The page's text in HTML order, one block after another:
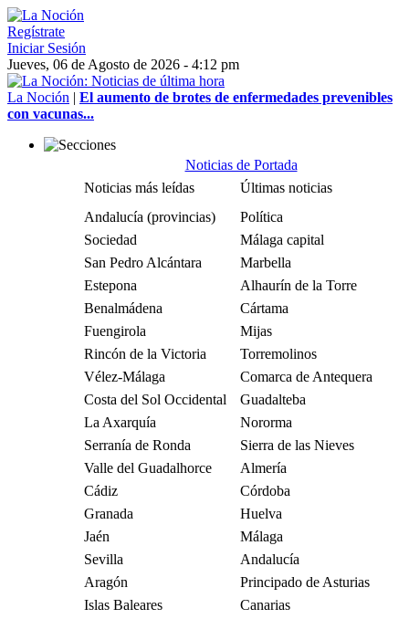
Regístrate
Iniciar Sesión
Jueves, 06 de Agosto de 2026 - 4:12 pm
La Noción | El aumento de brotes de enfermedades prevenibles
con vacunas...
Noticias de Portada
Noticias más leídas
Últimas noticias
Andalucía (provincias)
Política
Sociedad
Málaga capital
San Pedro Alcántara
Marbella
Estepona
Alhaurín de la Torre
Benalmádena
Cártama
Fuengirola
Mijas
Rincón de la Victoria
Torremolinos
Vélez-Málaga
Comarca de Antequera
Costa del Sol Occidental
Guadalteba
La Axarquía
Nororma
Serranía de Ronda
Sierra de las Nieves
Valle del Guadalhorce
Almería
Cádiz
Córdoba
Granada
Huelva
Jaén
Málaga
Sevilla
Andalucía
Aragón
Principado de Asturias
Islas Baleares
Canarias